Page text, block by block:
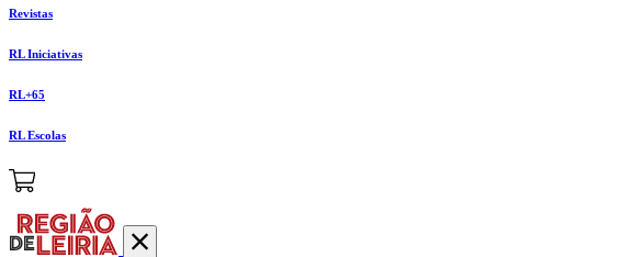
Revistas
RL Iniciativas
RL+65
RL Escolas